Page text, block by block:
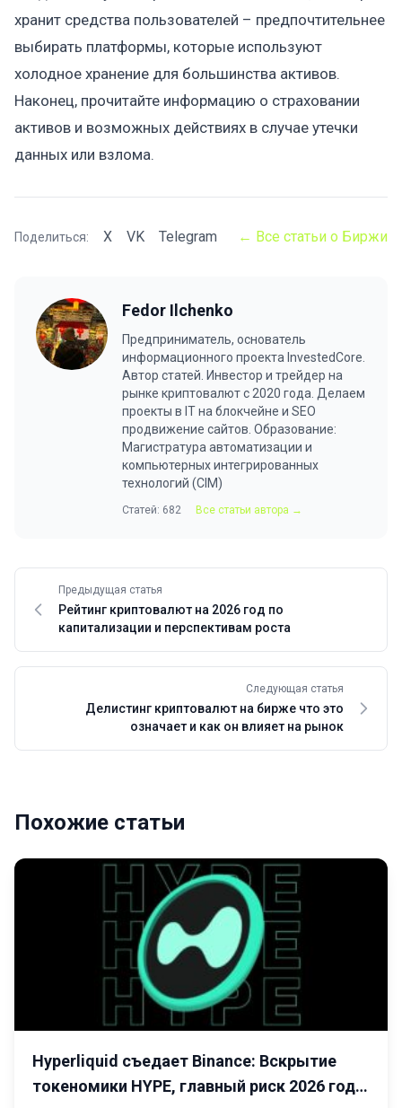
хранит средства пользователей – предпочтительнее
выбирать платформы, которые используют
холодное хранение для большинства активов.
Наконец, прочитайте информацию о страховании
активов и возможных действиях в случае утечки
данных или взлома.
Поделиться: X VK Telegram ← Все статьи о Биржи
Fedor Ilchenko
Предприниматель, основатель
информационного проекта InvestedCore.
Автор статей. Инвестор и трейдер на
рынке криптовалют с 2020 года. Делаем
проекты в IT на блокчейне и SEO
продвижение сайтов. Образование:
Магистратура автоматизации и
компьютерных интегрированных
технологий (CIM)
Статей: 682 Все статьи автора →
Предыдущая статья
Рейтинг криптовалют на 2026 год по
капитализации и перспективам роста
Следующая статья
Делистинг криптовалют на бирже что это
означает и как он влияет на рынок
Похожие статьи
Hyperliquid съедает Binance: Вскрытие
токеномики HYPE, главный риск 2026 года